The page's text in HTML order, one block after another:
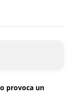
provoca un